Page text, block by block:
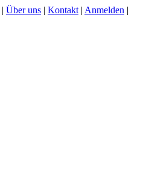
| Über uns | Kontakt | Anmelden |